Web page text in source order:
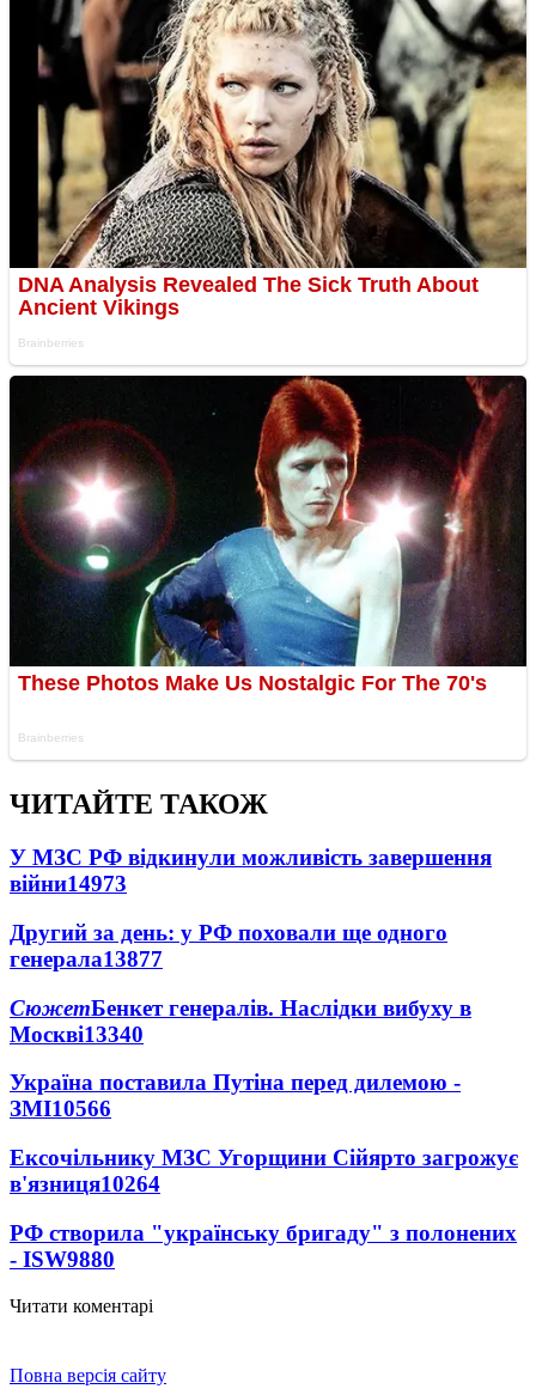
ЧИТАЙТЕ ТАКОЖ
У МЗС РФ відкинули можливість завершення
війни14973
Другий за день: у РФ поховали ще одного
генерала13877
СюжетБенкет генералів. Наслідки вибуху в
Москві13340
Україна поставила Путіна перед дилемою -
ЗМІ10566
Ексочільнику МЗС Угорщини Сійярто загрожує
в'язниця10264
РФ створила "українську бригаду" з полонених
- ISW9880
Читати коментарі
Повна версія сайту